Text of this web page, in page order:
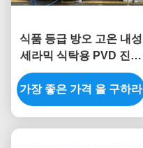
식품 등급 방오 고온 내성
세라믹 식탁용 PVD 진공
코팅기
가장 좋은 가격 을 구하라